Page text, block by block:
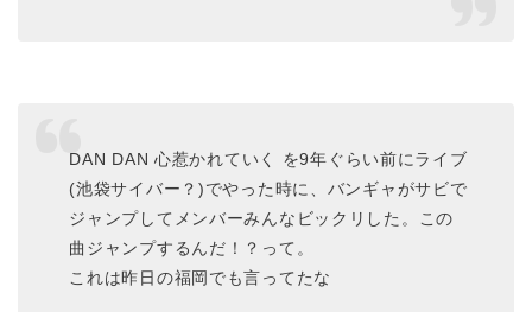
DAN DAN 心惹かれていく を9年ぐらい前にライブ
(池袋サイバー？)でやった時に、バンギャがサビで
ジャンプしてメンバーみんなビックリした。この
曲ジャンプするんだ！？って。
これは昨日の福岡でも言ってたな